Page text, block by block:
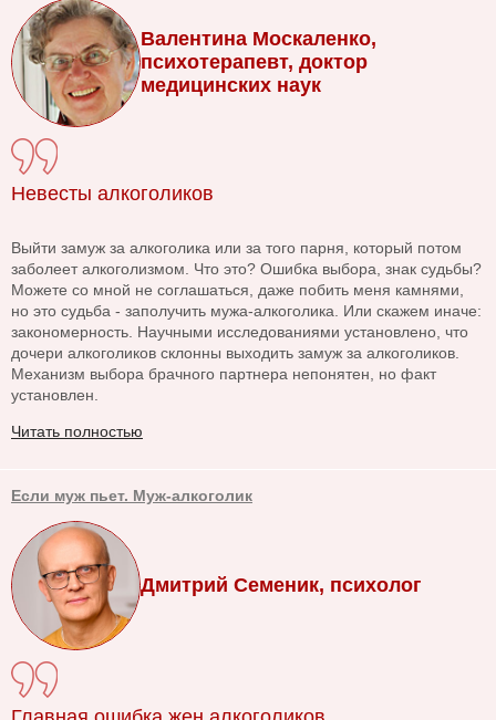
Валентина Москаленко,
психотерапевт, доктор
медицинских наук
Невесты алкоголиков
Выйти замуж за алкоголика или за того парня, который потом
заболеет алкоголизмом. Что это? Ошибка выбора, знак судьбы?
Можете со мной не соглашаться, даже побить меня камнями,
но это судьба - заполучить мужа-алкоголика. Или скажем иначе:
закономерность. Научными исследованиями установлено, что
дочери алкоголиков склонны выходить замуж за алкоголиков.
Механизм выбора брачного партнера непонятен, но факт
установлен.
Читать полностью
Если муж пьет. Муж-алкоголик
Дмитрий Семеник, психолог